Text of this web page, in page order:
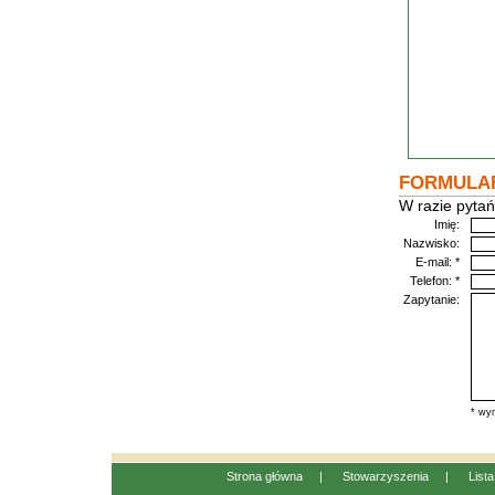
W razie
Imię:
Nazwisko:
E-mail: *
Telefon: *
Zapytanie:
*
Strona główna | Stowarzyszenia |